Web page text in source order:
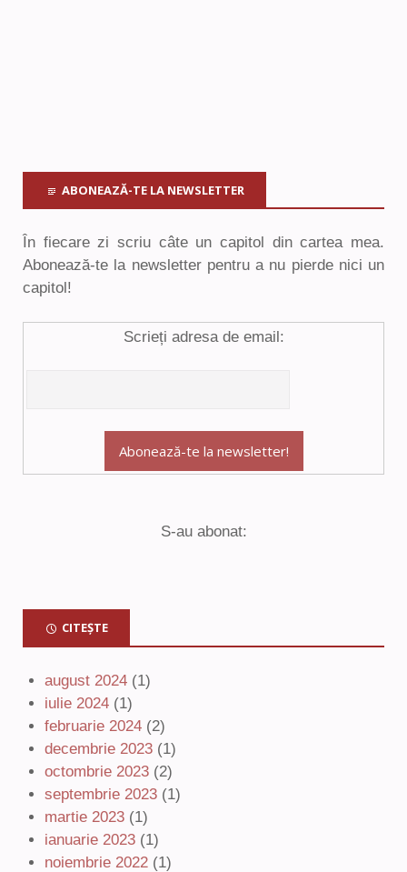
ABONEAZĂ-TE LA NEWSLETTER
În fiecare zi scriu câte un capitol din cartea mea.
Abonează-te la newsletter pentru a nu pierde nici un
capitol!
Scrieți adresa de email:
S-au abonat:
CITEȘTE
august 2024 (1)
iulie 2024 (1)
februarie 2024 (2)
decembrie 2023 (1)
octombrie 2023 (2)
septembrie 2023 (1)
martie 2023 (1)
ianuarie 2023 (1)
noiembrie 2022 (1)